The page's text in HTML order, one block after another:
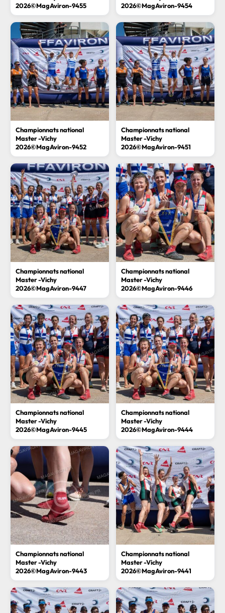
2026©MagAviron-9455
2026©MagAviron-9454
Championnats national
Master -Vichy
2026©MagAviron-9452
Championnats national
Master -Vichy
2026©MagAviron-9451
Championnats national
Master -Vichy
2026©MagAviron-9447
Championnats national
Master -Vichy
2026©MagAviron-9446
Championnats national
Master -Vichy
2026©MagAviron-9445
Championnats national
Master -Vichy
2026©MagAviron-9444
Championnats national
Master -Vichy
2026©MagAviron-9443
Championnats national
Master -Vichy
2026©MagAviron-9441